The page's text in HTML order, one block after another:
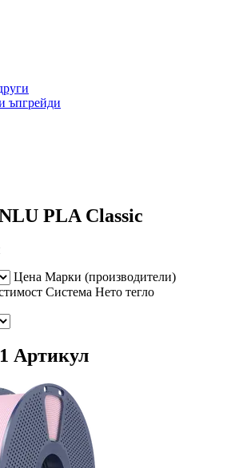
ъпгрейди
PLA Classic
Цена Марки (производители)
Система Нето тегло
Артикул